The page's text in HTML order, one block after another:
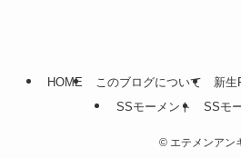
HOME このブログについて 新生
SSモーメント
SSモ
©エテメンアン